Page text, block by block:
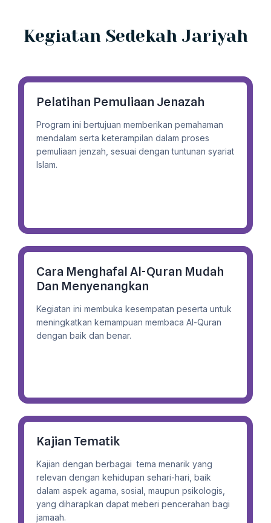
Kegiatan Sedekah Jariyah
Pelatihan Pemuliaan Jenazah
Program ini bertujuan memberikan pemahaman
mendalam serta keterampilan dalam proses
pemuliaan jenzah, sesuai dengan tuntunan syariat
Islam.
Cara Menghafal Al-Quran Mudah
Dan Menyenangkan
Kegiatan ini membuka kesempatan peserta untuk
meningkatkan kemampuan membaca Al-Quran
dengan baik dan benar.
Kajian Tematik
Kajian dengan berbagai tema menarik yang
relevan dengan kehidupan sehari-hari, baik
dalam aspek agama, sosial, maupun psikologis,
yang diharapkan dapat meberi pencerahan bagi
jamaah.